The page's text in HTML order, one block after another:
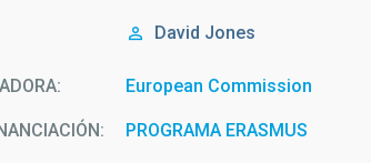
David Jones
European Commission
PROGRAMA ERASMUS